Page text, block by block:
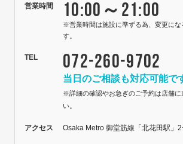
営業時間 10:00～21:00
※営業時間は施設に準ずる為、変更にな
す。
TEL 072-260-9702
当日のご相談も対応可能で
※詳細の確認やお急ぎのご予約は店舗に
い。
アクセス Osaka Metro 御堂筋線「北花田駅」